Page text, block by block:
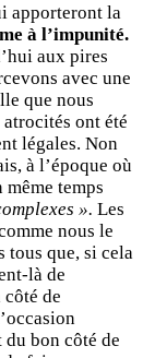
apporteront la
à l’impunité.
aux pires
avec une
que nous
ont été
légales. Non
à l’époque où
temps
». Les
nous le
tous que, si cela
là de
de
du bon côté de